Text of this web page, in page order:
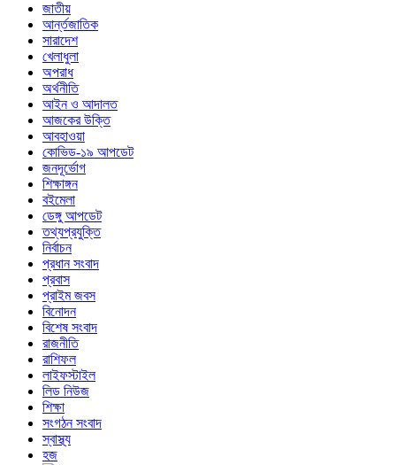
জাতীয়
আর্ন্তজাতিক
সারাদেশ
খেলাধুলা
অপরাধ
অর্থনীতি
আইন ও আদালত
আজকের উক্তি
আবহাওয়া
কোভিড-১৯ আপডেট
জনদূর্ভোগ
শিক্ষাঙ্গন
বইমেলা
ডেঙ্গু আপডেট
তথ্যপ্রযুক্তি
নির্বাচন
প্রধান সংবাদ
প্রবাস
প্রাইম জবস
বিনোদন
বিশেষ সংবাদ
রাজনীতি
রাশিফল
লাইফস্টাইল
লিড নিউজ
শিক্ষা
সংগঠন সংবাদ
স্বাস্থ্য
হজ